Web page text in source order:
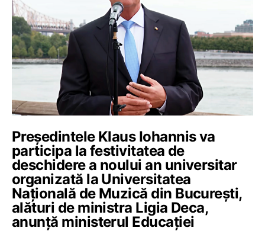
Președintele Klaus Iohannis va
participa la festivitatea de
deschidere a noului an universitar
organizată la Universitatea
Națională de Muzică din București,
alături de ministra Ligia Deca,
anunță ministerul Educației